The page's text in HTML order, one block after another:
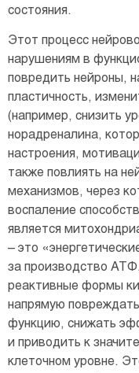
состояния.
Этот процесс
нарушениям в
повредить нейроны,
пластичность,
(например, снизить
норадреналина,
настроения,
также повлиять на
механизмов, через
воспаление
является
– это
за производство
реактивные формы
напрямую
функцию, снижать
и приводить к
клеточном уровне.